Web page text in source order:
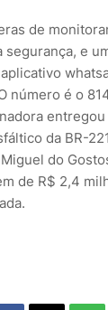
de
segurança, e
número é o
da BR-
do
de R$ 2,4